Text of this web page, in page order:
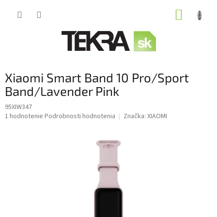
Xiaomi Smart Band 10 Pro/Sport
Band/Lavender Pink
95XIW347
Priemerné
1 hodnotenie Podrobnosti hodnotenia Značka: XIAOMI